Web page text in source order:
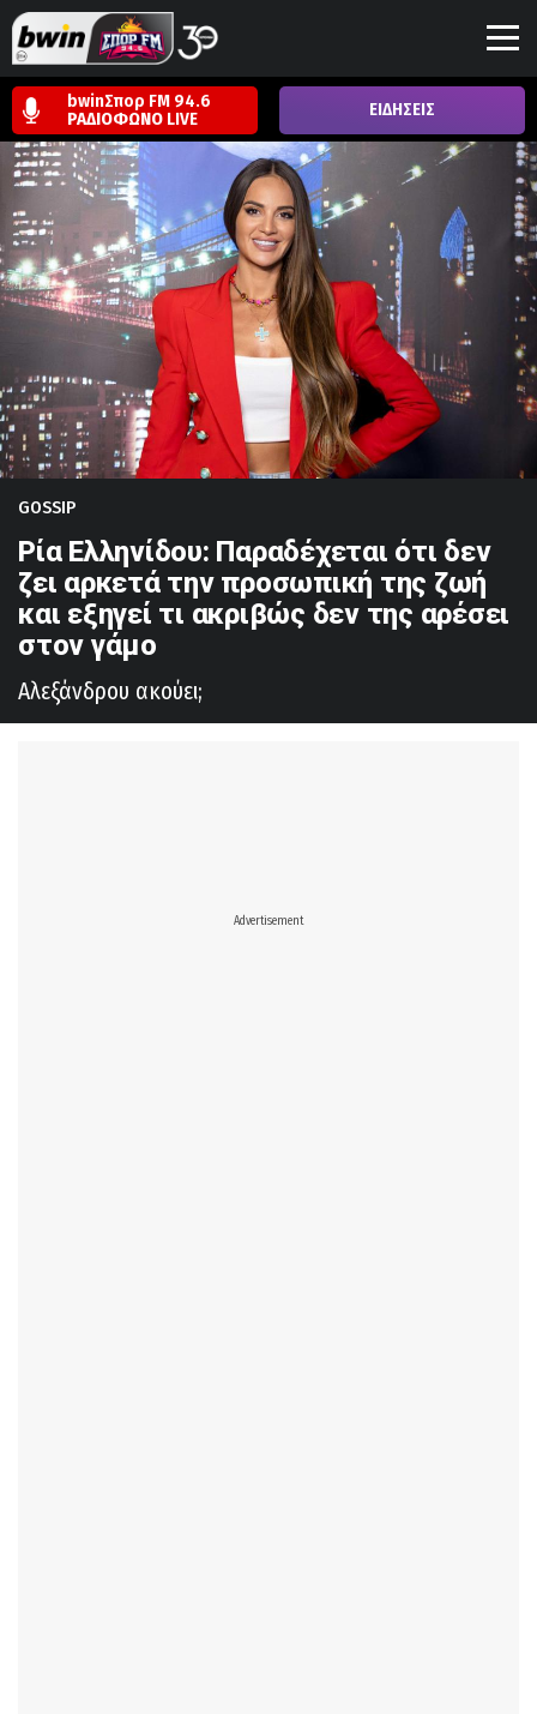
bwinΣπορ FM 94.6
ΡΑΔΙΟΦΩΝΟ LIVE ΕΙΔΗΣΕΙΣ
GOSSIP
Ρία Ελληνίδου: Παραδέχεται ότι δεν
ζει αρκετά την προσωπική της ζωή
και εξηγεί τι ακριβώς δεν της αρέσει
στον γάμο
Αλεξάνδρου ακούει;